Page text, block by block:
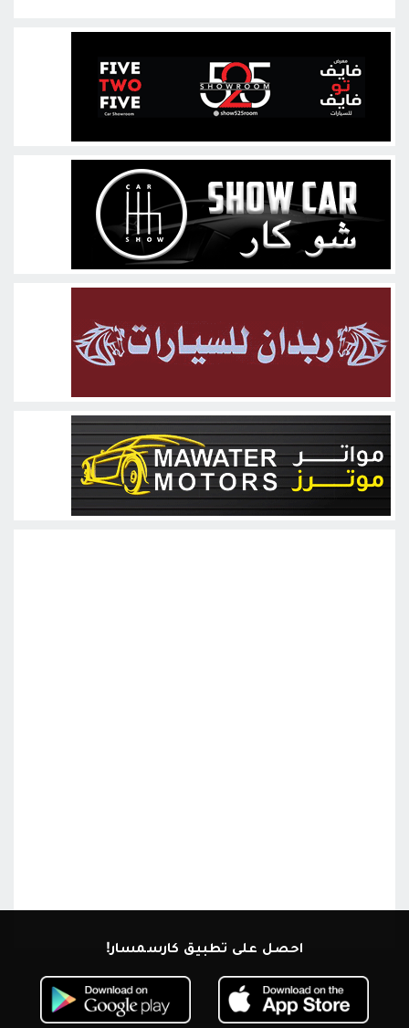
احصل على تطبيق كارسمسار!